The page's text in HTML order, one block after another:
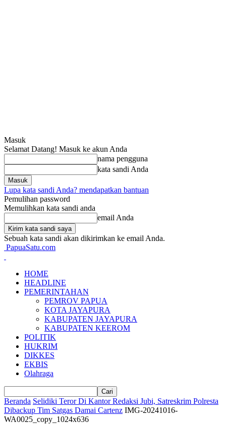
Masuk
Selamat Datang! Masuk ke akun Anda
nama pengguna
kata sandi Anda
Lupa kata sandi Anda? mendapatkan bantuan
Pemulihan password
Memulihkan kata sandi anda
email Anda
Sebuah kata sandi akan dikirimkan ke email Anda.
PapuaSatu.com
HOME
HEADLINE
PEMERINTAHAN
PEMROV PAPUA
KOTA JAYAPURA
KABUPATEN JAYAPURA
KABUPATEN KEEROM
POLITIK
HUKRIM
DIKKES
EKBIS
Olahraga
Beranda Selidiki Teror Di Kantor Redaksi Jubi, Satreskrim Polresta
Dibackup Tim Satgas Damai Cartenz IMG-20241016-
WA0025_copy_1024x636